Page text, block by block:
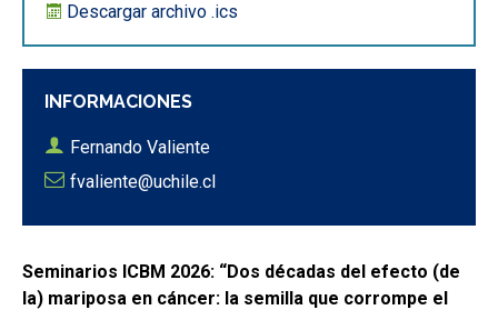
INFORMACIONES
Fernando Valiente
fvaliente@uchile.cl
Descargar archivo .ics
Seminarios ICBM 2026: “Dos décadas del efecto (de
la) mariposa en cáncer: la semilla que corrompe el